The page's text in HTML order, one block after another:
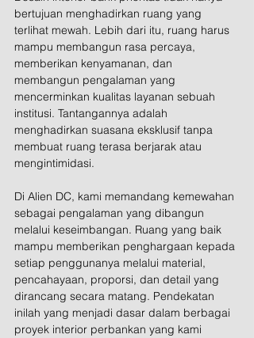
bertujuan menghadirkan ruang yang
terlihat mewah. Lebih dari itu, ruang harus
mampu membangun rasa percaya,
memberikan kenyamanan, dan
membangun pengalaman yang
mencerminkan kualitas layanan sebuah
institusi. Tantangannya adalah
menghadirkan suasana eksklusif tanpa
membuat ruang terasa berjarak atau
mengintimidasi.
Di Alien DC, kami memandang kemewahan
sebagai pengalaman yang dibangun
melalui keseimbangan. Ruang yang baik
mampu memberikan penghargaan kepada
setiap penggunanya melalui material,
pencahayaan, proporsi, dan detail yang
dirancang secara matang. Pendekatan
inilah yang menjadi dasar dalam berbagai
proyek interior perbankan yang kami